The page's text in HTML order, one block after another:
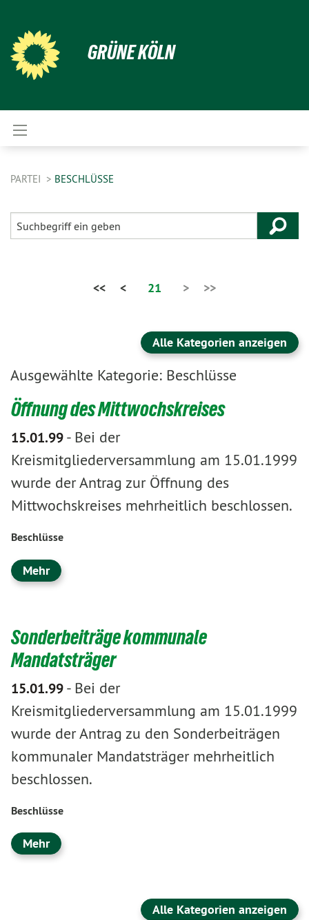
GRÜNE KÖLN
PARTEI BESCHLÜSSE
<< < 21 > >>
Alle Kategorien anzeigen
Ausgewählte Kategorie: Beschlüsse
Öffnung des Mittwochskreises
15.01.99- Bei der
Kreismitgliederversammlung am 15.01.1999
wurde der Antrag zur Öffnung des
Mittwochskreises mehrheitlich beschlossen.
Beschlüsse
Mehr
Sonderbeiträge kommunale
Mandatsträger
15.01.99- Bei der
Kreismitgliederversammlung am 15.01.1999
wurde der Antrag zu den Sonderbeiträgen
kommunaler Mandatsträger mehrheitlich
beschlossen.
Beschlüsse
Mehr
Alle Kategorien anzeigen